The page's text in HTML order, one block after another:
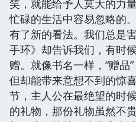
笑，就能给予人莫大的力
忙碌的生活中容易忽略的
有了新的看法。我们总是
手环》却告诉我们，有时
赠。就像书名一样，“赠品
但却能带来意想不到的惊
节，主人公在最绝望的时
的礼物，那份礼物虽然不